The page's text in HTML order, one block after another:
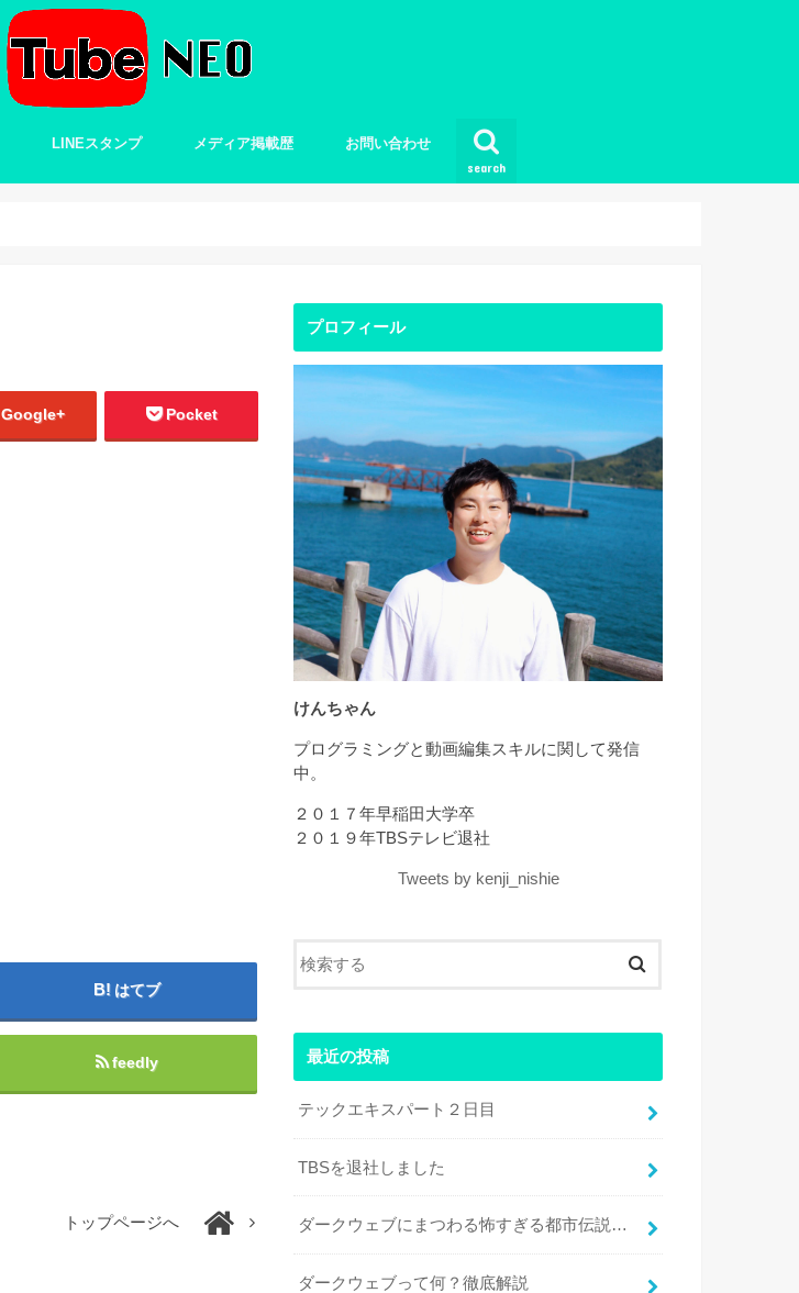
search
LINEスタンプ メディア掲載歴 お問い合わせ
Google+ Pocket
はてブ
feedly
トップページへ
プロフィール
けんちゃん
プログラミングと動画編集スキルに関して発信
中。
２０１７年早稲田大学卒
２０１９年TBSテレビ退社
Tweets by kenji_nishie
最近の投稿
テックエキスパート２日目
TBSを退社しました
ダークウェブにまつわる怖すぎる都市伝説…
ダークウェブって何？徹底解説